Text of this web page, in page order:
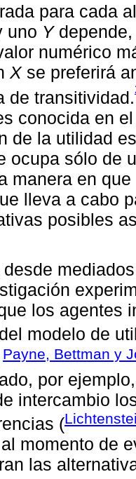
para cada
uno Ydepende,
numérico
Xse preferirá
de transitividad.
conocida en
de la utilidad
ocupa sólo de
manera en
lleva a cabo
posibles
los agentes
modelo de
Payne, Bettman y
por
intercambio
(
momento de
las